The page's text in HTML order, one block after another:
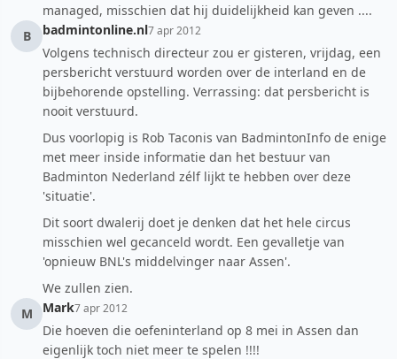
managed, misschien dat hij duidelijkheid kan geven ....
B
badmintonline.nl7 apr 2012
Volgens technisch directeur zou er gisteren, vrijdag, een
persbericht verstuurd worden over de interland en de
bijbehorende opstelling. Verrassing: dat persbericht is
nooit verstuurd.
Dus voorlopig is Rob Taconis van BadmintonInfo de enige
met meer inside informatie dan het bestuur van
Badminton Nederland zélf lijkt te hebben over deze
'situatie'.
Dit soort dwalerij doet je denken dat het hele circus
misschien wel gecanceld wordt. Een gevalletje van
'opnieuw BNL's middelvinger naar Assen'.
We zullen zien.
M
Mark7 apr 2012
Die hoeven die oefeninterland op 8 mei in Assen dan
eigenlijk toch niet meer te spelen !!!!